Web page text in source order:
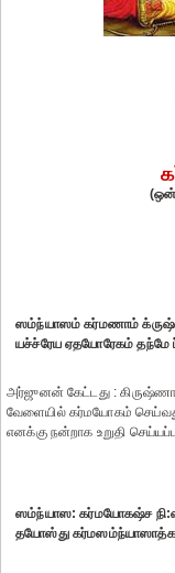
ஸம்ந்யாஸம் கர்மணாம்
யச்ச்ரேய ஏதயோரேகம் தந்மே
அர்ஜுனன் கேட்டது :
வேளையில் கர்மயோகம் செய்வது
எனக்கு நன்றாக உறுதி
ஸம்ந்யாஸ: கர்மயோகஷ்ச
தயோஸ்து